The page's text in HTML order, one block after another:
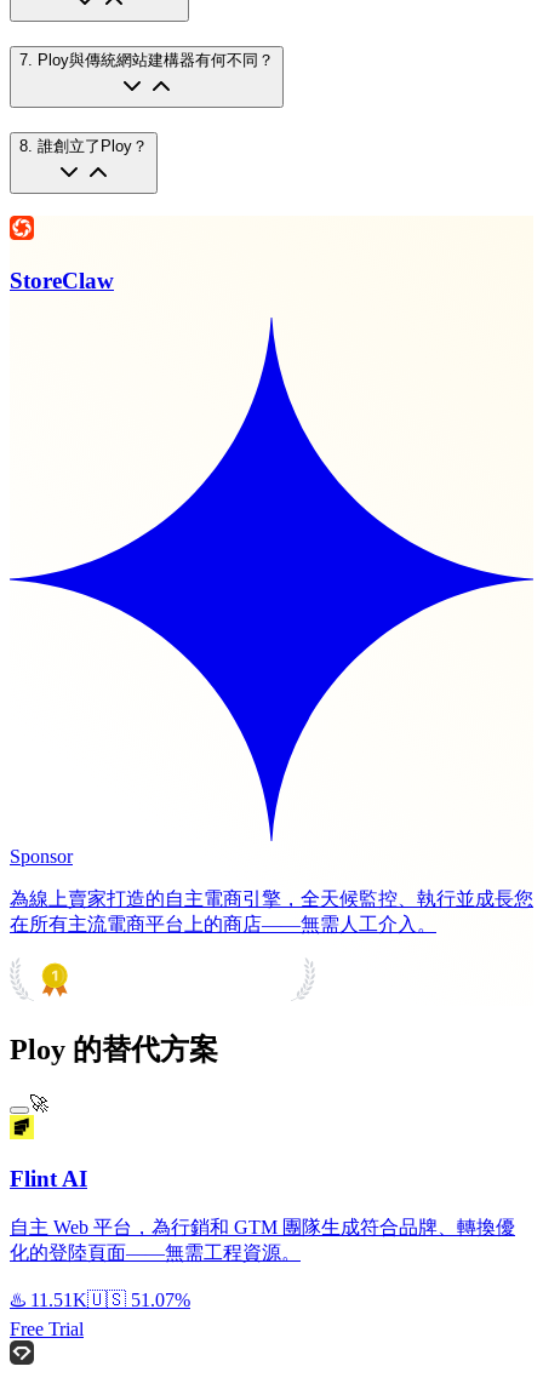
7 Ploy與傳統網站建構器有何不同？
8 誰創立了Ploy？
StoreClaw
Sponsor
為線上賣家打造的自主電商引擎，全天候監控、執行並成長您
在所有主流電商平台上的商店——無需人工介入。
Ploy 的替代方案
🚀
Flint AI
自主 Web 平台，為行銷和 GTM 團隊生成符合品牌、轉換優
化的登陸頁面——無需工程資源。
♨️ 11.51K🇺🇸 51.07%
Free Trial